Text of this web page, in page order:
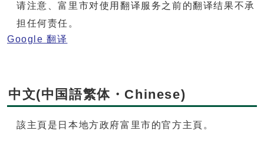
请注意、富里市对使用翻译服务之前的翻译结果不承
担任何责任。
Google 翻译
中文(中国語繁体・Chinese)
該主頁是日本地方政府富里市的官方主頁。